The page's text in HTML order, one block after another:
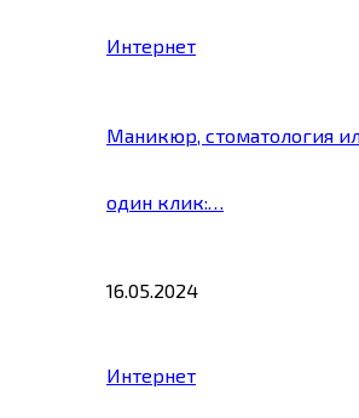
Интернет
Маникюр, стоматология
один клик:…
16.05.2024
Интернет